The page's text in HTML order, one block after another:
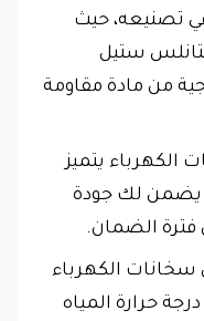
تصنيعه، حيث
ستيل
من مادة مقاومة
يتميز
مما يضمن لك جودة
فترة الضمان.
الكهرباء
حرارة المياه